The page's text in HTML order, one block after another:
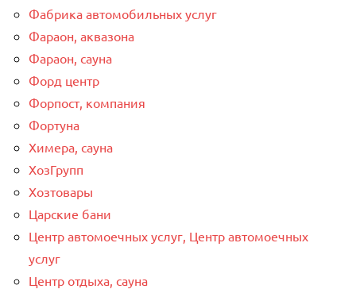
Фабрика автомобильных услуг
Фараон, аквазона
Фараон, сауна
Форд центр
Форпост, компания
Фортуна
Химера, сауна
ХозГрупп
Хозтовары
Царские бани
Центр автомоечных услуг, Центр автомоечных
услуг
Центр отдыха, сауна